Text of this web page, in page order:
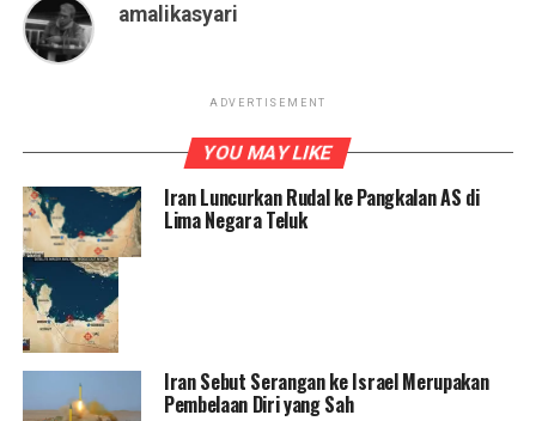
amalikasyari
ADVERTISEMENT
YOU MAY LIKE
Iran Luncurkan Rudal ke Pangkalan AS di
Lima Negara Teluk
Iran Sebut Serangan ke Israel Merupakan
Pembelaan Diri yang Sah